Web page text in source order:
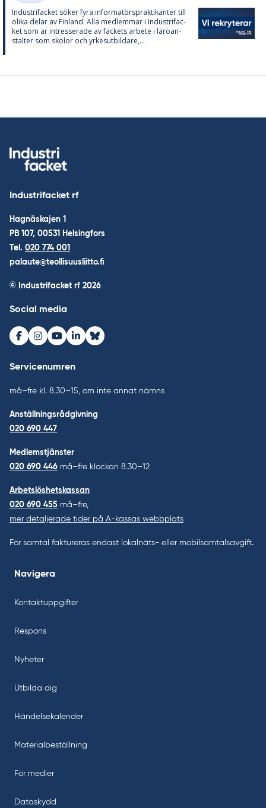
In­du­stri­fac­ket sö­ker fyra in­for­ma­tör­sprak­ti­kan­ter till
oli­ka de­lar av Fin­land. Alla med­lem­mar i In­du­stri­fac­
ket som är in­tres­se­ra­de av fac­kets ar­bete i läro­an­
stal­ter som sko­lor och yr­kes­ut­bil­da­re,...
Industrifacket rf
Hagnäskajen 1
PB 107, 00531 Helsingfors
Tel. 020 774 001
palaute@teollisuusliitto.fi
© Industrifacket rf 2026
Social media
Facebook
Instagram
Youtube
LinkedInBluesky
Servicenumren
må–fre kl. 8.30–15, om inte annat nämns
Anställningsrådgivning
020 690 447
Medlemstjänster
020 690 446 må–fre klockan 8.30–12
Arbetslöshetskassan
020 690 455 må–fre,
mer detaljerade tider på A-kassas webbplats
För samtal faktureras endast lokalnäts- eller mobilsamtalsavgift.
Navigera
Kontaktuppgifter
Respons
Nyheter
Utbilda dig
Händelsekalender
Materialbeställning
För medier
Dataskydd